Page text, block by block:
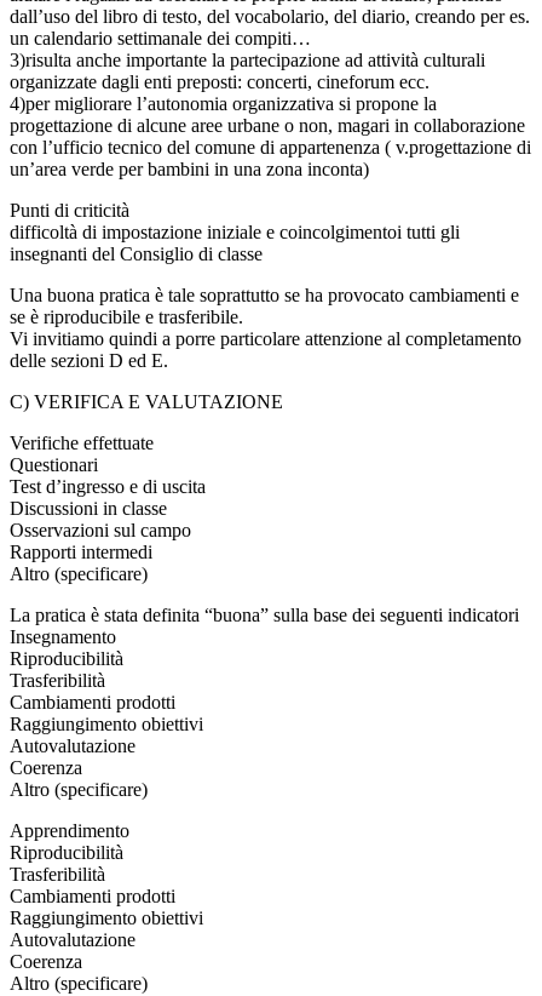
dall’uso del libro di testo, del vocabolario, del diario, creando per es.
un calendario settimanale dei compiti…
3)risulta anche importante la partecipazione ad attività culturali
organizzate dagli enti preposti: concerti, cineforum ecc.
4)per migliorare l’autonomia organizzativa si propone la
progettazione di alcune aree urbane o non, magari in collaborazione
con l’ufficio tecnico del comune di appartenenza ( v.progettazione di
un’area verde per bambini in una zona inconta)
Punti di criticità
difficoltà di impostazione iniziale e coincolgimentoi tutti gli
insegnanti del Consiglio di classe
Una buona pratica è tale soprattutto se ha provocato cambiamenti e
se è riproducibile e trasferibile.
Vi invitiamo quindi a porre particolare attenzione al completamento
delle sezioni D ed E.
C) VERIFICA E VALUTAZIONE
Verifiche effettuate
Questionari
Test d’ingresso e di uscita
Discussioni in classe
Osservazioni sul campo
Rapporti intermedi
Altro (specificare)
La pratica è stata definita “buona” sulla base dei seguenti indicatori
Insegnamento
Riproducibilità
Trasferibilità
Cambiamenti prodotti
Raggiungimento obiettivi
Autovalutazione
Coerenza
Altro (specificare)
Apprendimento
Riproducibilità
Trasferibilità
Cambiamenti prodotti
Raggiungimento obiettivi
Autovalutazione
Coerenza
Altro (specificare)